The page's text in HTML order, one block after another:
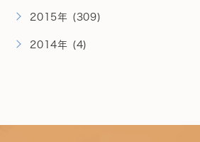
2015年 (309)
2014年 (4)